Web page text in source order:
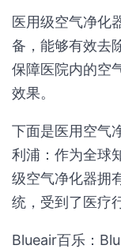
医用级空气净化
备，能够有效去
保障医院内的空
效果。
下面是医用空气
利浦：作为全球
级空气净化器拥
统，受到了医疗
Blueair百乐：